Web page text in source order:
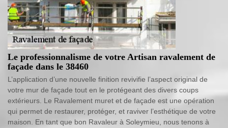
Le professionnalisme de votre Artisan ravalement de
façade dans le 38460
L’application d’une nouvelle finition revivifie l’aspect original de
votre mur de façade tout en le protégeant des divers coups
extérieurs. Le Ravalement muret et de façade est une opération
qui permet de restaurer, protéger, et raviver l’esthétique de votre
maison. En tant que bon Ravaleur à Soleymieu, nous tenons à